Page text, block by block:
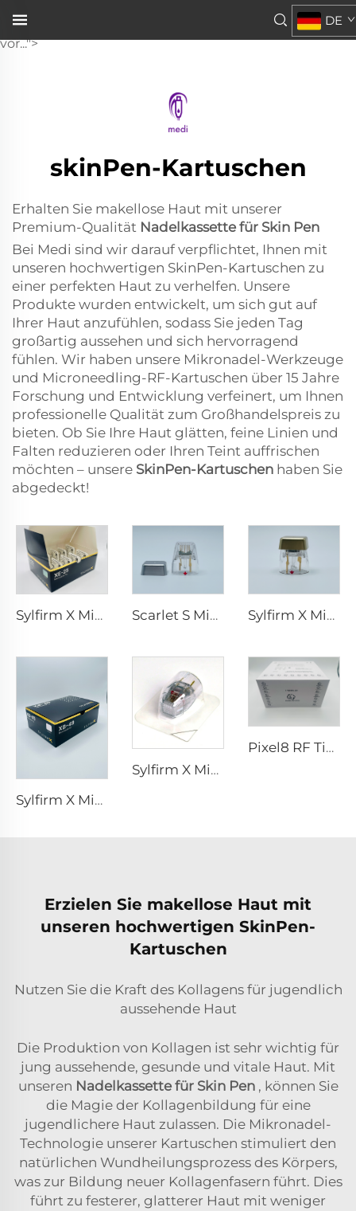
Bei Medi verpflichten wir uns, Ihnen durch unsere
vor...">
DE
skinPen-Kartuschen
Erhalten Sie makellose Haut mit unserer
Premium-Qualität Nadelkassette für Skin Pen
Bei Medi sind wir darauf verpflichtet, Ihnen mit
unseren hochwertigen SkinPen-Kartuschen zu
einer perfekten Haut zu verhelfen. Unsere
Produkte wurden entwickelt, um sich gut auf
Ihrer Haut anzufühlen, sodass Sie jeden Tag
großartig aussehen und sich hervorragend
fühlen. Wir haben unsere Mikronadel-Werkzeuge
und Microneedling-RF-Kartuschen über 15 Jahre
Forschung und Entwicklung verfeinert, um Ihnen
professionelle Qualität zum Großhandelspreis zu
bieten. Ob Sie Ihre Haut glätten, feine Linien und
Falten reduzieren oder Ihren Teint auffrischen
möchten – unsere SkinPen-Kartuschen haben Sie
abgedeckt!
Sylfirm X Microneedling RF-Spitzen XE-25 Scarlet S Microneedling RF-Bipolar-Elektroden Verbrauchsspitze 25-Pin Sylfirm X Microneedling RF-Hautpflege Sylfirm X Spitzen X-25
Sylfirm X Microneedling RF-Hautpflege Sylfirm X Spitzen XB-49
Sylfirm X Microneedling RF-Spitze Sylfirm X XE-25 Kartusche von Viol
Pixel8 RF Tipps
Erzielen Sie makellose Haut mit
unseren hochwertigen SkinPen-
Kartuschen
Nutzen Sie die Kraft des Kollagens für jugendlich
aussehende Haut
Die Produktion von Kollagen ist sehr wichtig für
jung aussehende, gesunde und vitale Haut. Mit
unseren Nadelkassette für Skin Pen , können Sie
die Magie der Kollagenbildung für eine
jugendlichere Haut zulassen. Die Mikronadel-
Technologie unserer Kartuschen stimuliert den
natürlichen Wundheilungsprozess des Körpers,
was zur Bildung neuer Kollagenfasern führt. Dies
führt zu festerer, glatterer Haut mit weniger